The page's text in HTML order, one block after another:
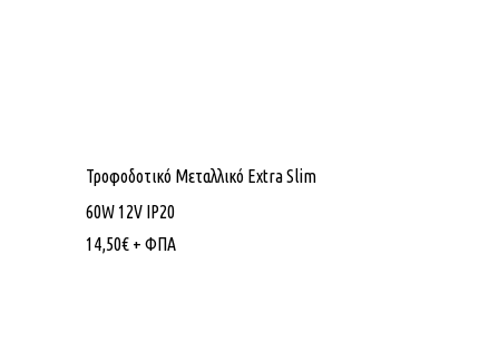
Τροφοδοτικό Μεταλλικό Extra Slim
60W 12V IP20
14,50€ + ΦΠΑ